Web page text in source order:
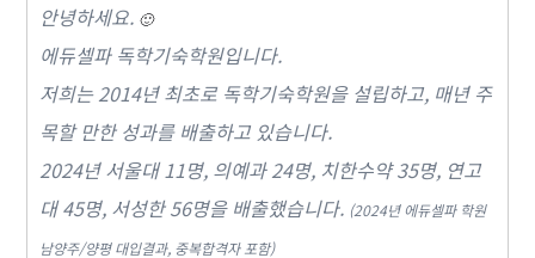
안녕하세요. 🙂
에듀셀파 독학기숙학원입니다.
저희는 2014년 최초로 독학기숙학원을 설립하고, 매년 주
목할 만한 성과를 배출하고 있습니다.
2024년 서울대 11명, 의예과 24명, 치한수약 35명, 연고
대 45명, 서성한 56명을 배출했습니다. (2024년 에듀셀파 학원
남양주/양평 대입결과, 중복합격자 포함)